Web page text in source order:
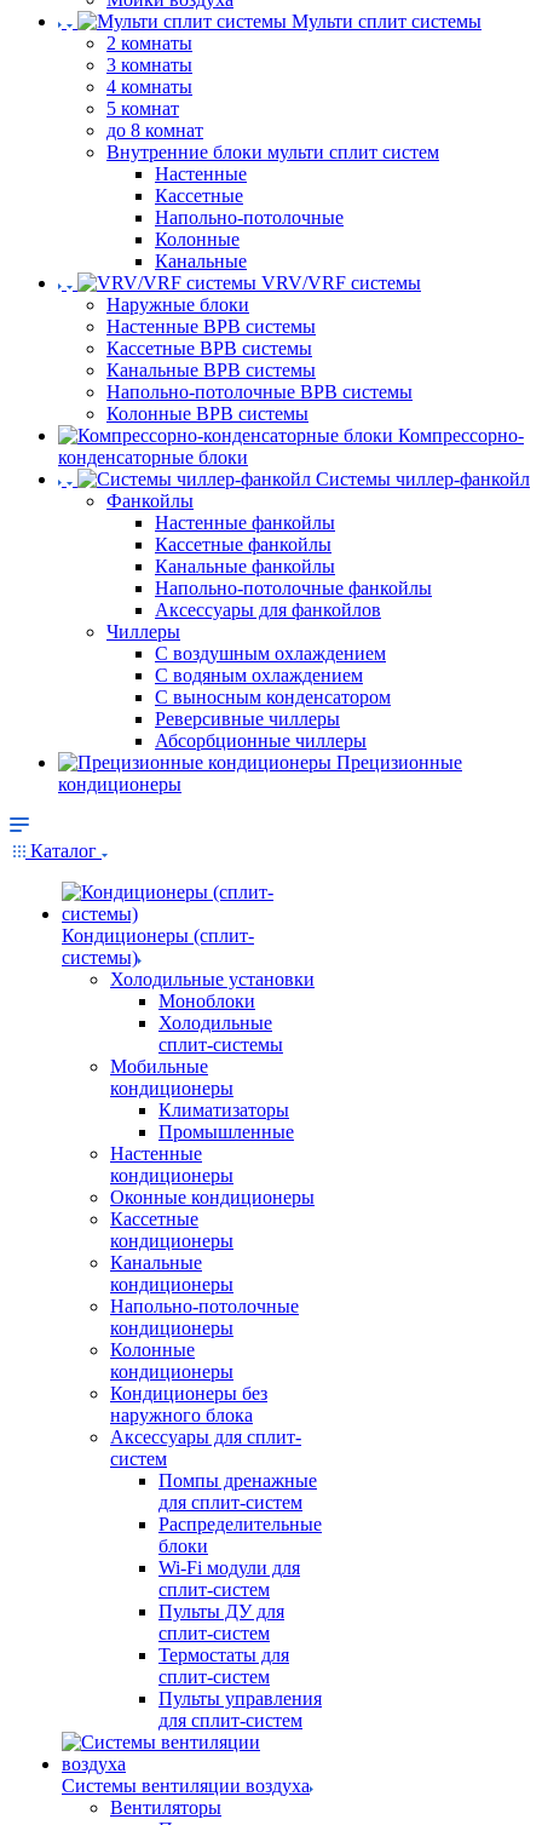
Мульти сплит системы
2 комнаты
3 комнаты
4 комнаты
5 комнат
до 8 комнат
Внутренние блоки мульти сплит систем
Настенные
Кассетные
Напольно-потолочные
Колонные
Канальные
VRV/VRF системы
Наружные блоки
Настенные ВРВ системы
Кассетные ВРВ системы
Канальные ВРВ системы
Напольно-потолочные ВРВ системы
Колонные ВРВ системы
Компрессорно-
конденсаторные блоки
Системы чиллер-фанкойл
Фанкойлы
Настенные фанкойлы
Кассетные фанкойлы
Канальные фанкойлы
Напольно-потолочные фанкойлы
Аксессуары для фанкойлов
Чиллеры
С воздушным охлаждением
С водяным охлаждением
С выносным конденсатором
Реверсивные чиллеры
Абсорбционные чиллеры
Прецизионные
кондиционеры
Каталог
Кондиционеры (сплит-
системы)
Холодильные установки
Моноблоки
Холодильные
сплит-системы
Мобильные
кондиционеры
Климатизаторы
Промышленные
Настенные
кондиционеры
Оконные кондиционеры
Кассетные
кондиционеры
Канальные
кондиционеры
Напольно-потолочные
кондиционеры
Колонные
кондиционеры
Кондиционеры без
наружного блока
Аксессуары для сплит-
систем
Помпы дренажные
для сплит-систем
Распределительные
блоки
Wi-Fi модули для
сплит-систем
Пульты ДУ для
сплит-систем
Термостаты для
сплит-систем
Пульты управления
для сплит-систем
Системы вентиляции воздуха
Вентиляторы